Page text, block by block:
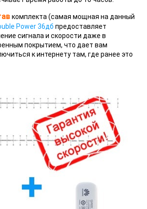
комплекта (самая мощная на данный
Power 36дб предоставляет
сигнала и скорости даже в
покрытием, что дает вам
к интернету там, где ранее это